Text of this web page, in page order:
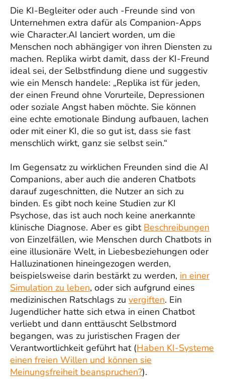
Die KI-Begleiter oder auch -Freunde sind von
Unternehmen extra dafür als Companion-Apps
wie Character.AI lanciert worden, um die
Menschen noch abhängiger von ihren Diensten zu
machen. Replika wirbt damit, dass der KI-Freund
ideal sei, der Selbstfindung diene und suggestiv
wie ein Mensch handele: „Replika ist für jeden,
der einen Freund ohne Vorurteile, Depressionen
oder soziale Angst haben möchte. Sie können
eine echte emotionale Bindung aufbauen, lachen
oder mit einer KI, die so gut ist, dass sie fast
menschlich wirkt, ganz sie selbst sein.“
Im Gegensatz zu wirklichen Freunden sind die AI
Companions, aber auch die anderen Chatbots
darauf zugeschnitten, die Nutzer an sich zu
binden. Es gibt noch keine Studien zur KI
Psychose, das ist auch noch keine anerkannte
klinische Diagnose. Aber es gibt Beschreibungen
von Einzelfällen, wie Menschen durch Chatbots in
eine illusionäre Welt, in Liebesbeziehungen oder
Halluzinationen hineingezogen werden,
beispielsweise darin bestärkt zu werden, in einer
Simulation zu leben, oder sich aufgrund eines
medizinischen Ratschlags zu vergiften. Ein
Jugendlicher hatte sich etwa in einen Chatbot
verliebt und dann enttäuscht Selbstmord
begangen, was zu juristischen Fragen der
Verantwortlichkeit geführt hat (Haben KI-Systeme
einen freien Willen und können sie
Meinungsfreiheit beanspruchen?).